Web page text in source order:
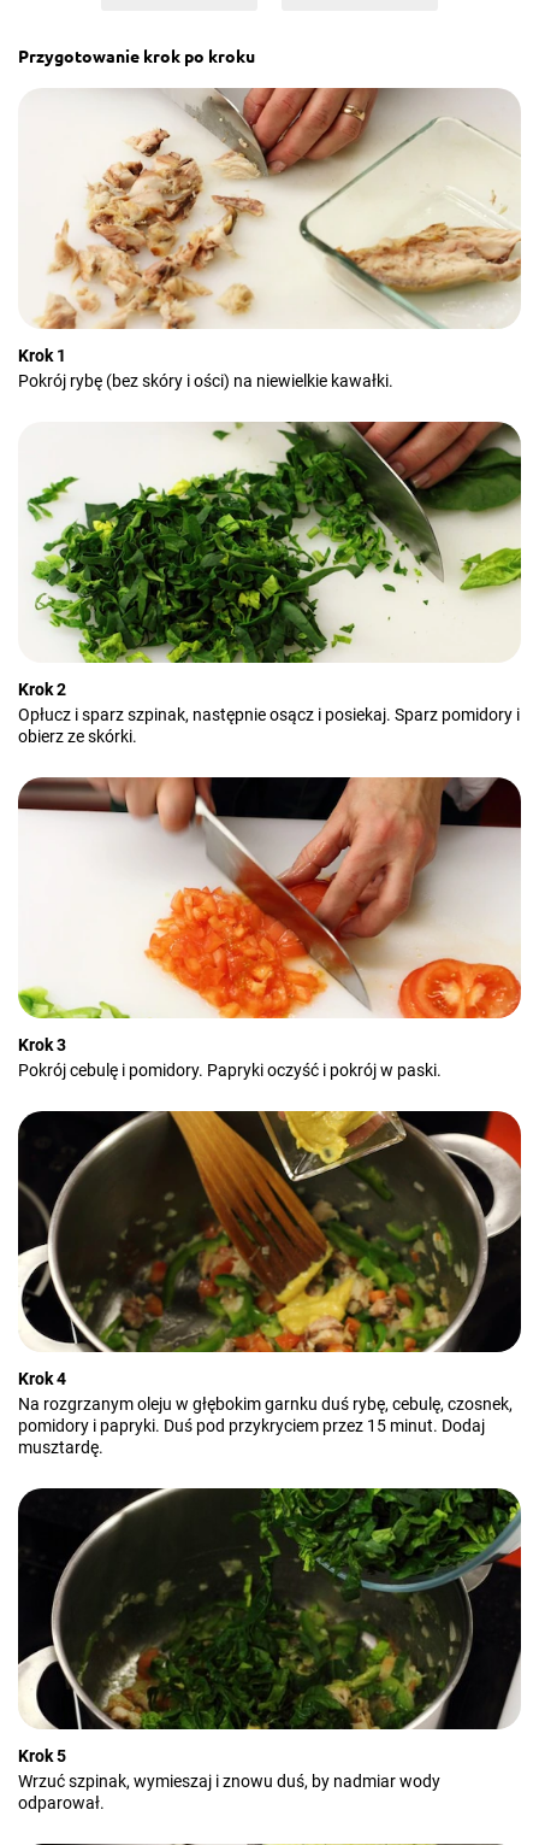
Przygotowanie krok po kroku
Krok 1
Pokrój rybę (bez skóry i ości) na niewielkie kawałki.
Krok 2
Opłucz i sparz szpinak, następnie osącz i posiekaj. Sparz pomidory i
obierz ze skórki.
Krok 3
Pokrój cebulę i pomidory. Papryki oczyść i pokrój w paski.
Krok 4
Na rozgrzanym oleju w głębokim garnku duś rybę, cebulę, czosnek,
pomidory i papryki. Duś pod przykryciem przez 15 minut. Dodaj
musztardę.
Krok 5
Wrzuć szpinak, wymieszaj i znowu duś, by nadmiar wody
odparował.